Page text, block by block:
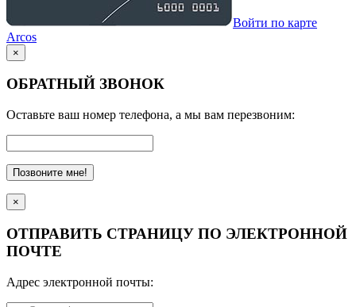
Войти по карте
Arcos
×
ОБРАТНЫЙ ЗВОНОК
Оставьте ваш номер телефона, а мы вам перезвоним:
Позвоните мне!
×
ОТПРАВИТЬ СТРАНИЦУ ПО ЭЛЕКТРОННОЙ
ПОЧТЕ
Адрес электронной почты: